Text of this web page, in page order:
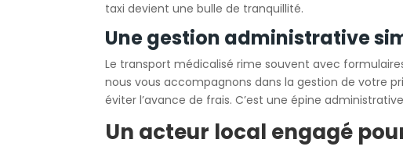
taxi devient une bulle de tranquillité.
Une gestion administrative
Le transport médicalisé rime souvent avec
nous vous accompagnons dans la gestion de votre
éviter l’avance de frais. C’est une épine
Un acteur local engagé